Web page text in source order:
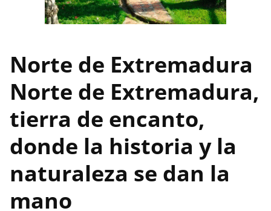
Norte de Extremadura
Norte de Extremadura,
tierra de encanto,
donde la historia y la
naturaleza se dan la
mano